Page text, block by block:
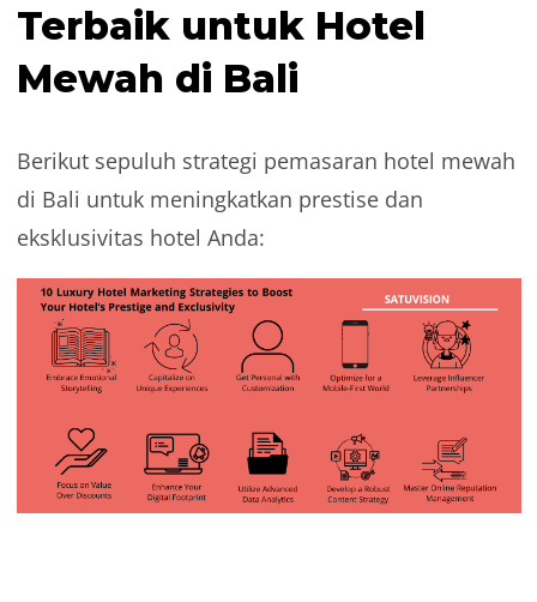
Terbaik untuk Hotel
Mewah di Bali
Berikut sepuluh strategi pemasaran hotel mewah
di Bali untuk meningkatkan prestise dan
eksklusivitas hotel Anda: